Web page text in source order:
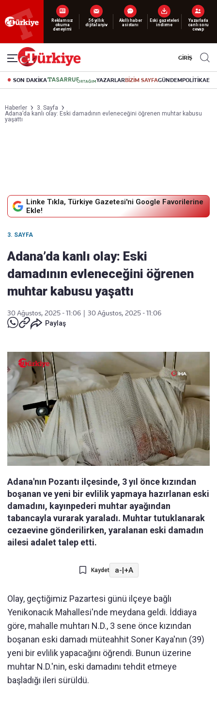
Yeni nesil dijital
abonelik 19 TL’den başlayan fiyatlarla.
GİRİŞ
SON DAKİKA YAZARLARBİZİM SAYFAGÜNDEMPOLİTİKA
Haberler
3. Sayfa
Adana’da kanlı olay: Eski damadının evleneceğini öğrenen muhtar kabusu
yaşattı
Linke Tıkla, Türkiye Gazetesi'ni Google Favorilerine
Ekle!
3. SAYFA
Adana’da kanlı olay: Eski
damadının evleneceğini öğrenen
muhtar kabusu yaşattı
30 Ağustos, 2025 - 11:06
30 Ağustos, 2025 - 11:06
Paylaş
Adana'nın Pozantı ilçesinde, 3 yıl önce kızından
boşanan ve yeni bir evlilik yapmaya hazırlanan eski
damadını, kayınpederi muhtar ayağından
tabancayla vurarak yaraladı. Muhtar tutuklanarak
cezaevine gönderilirken, yaralanan eski damadın
ailesi adalet talep etti.
Kaydet a-|+A
Olay, geçtiğimiz Pazartesi günü ilçeye bağlı
Yenikonacık Mahallesi'nde meydana geldi. İddiaya
göre, mahalle muhtarı N.D., 3 sene önce kızından
boşanan eski damadı müteahhit Soner Kaya'nın (39)
yeni bir evlilik yapacağını öğrendi. Bunun üzerine
muhtar N.D.'nin, eski damadını tehdit etmeye
başladığı ileri sürüldü.